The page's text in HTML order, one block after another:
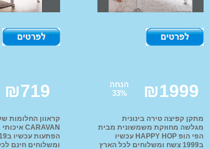
מוצרי הנקה והאכלה מזרונים ומשטחי
מזרני שינה
₪1999
הנחה
33%
מתקן קפיצה טירה בינונית
מגלשה מחוזקת משמשונית מבית
הפי הופ HAPPY HOP עכשיו
ב1999 צשח ומשלוחים לכל הארץ
₪719
ומשלוחים חינם